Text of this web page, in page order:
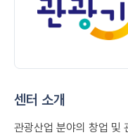
센터 소개
관광산업 분야의 창업 및